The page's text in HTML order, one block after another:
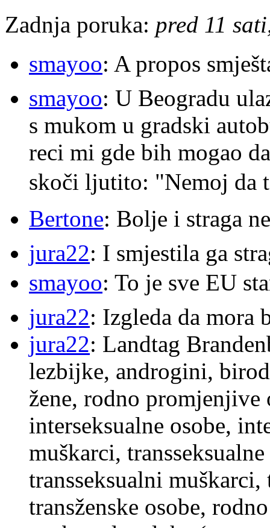
Zadnja poruka: pred 11
smayoo: A propos
smayoo: U Beogradu
s mukom u gradski
reci mi gde bih mogao
skoči ljutito: "Nemoj da
Bertone: Bolje i straga
jura22: I smjestila ga
smayoo: To je sve EU
jura22: Izgleda da mora
jura22: Landtag
lezbijke, androgini,
žene, rodno
interseksualne osobe,
muškarci,
transseksualni muškarci,
transženske osobe,